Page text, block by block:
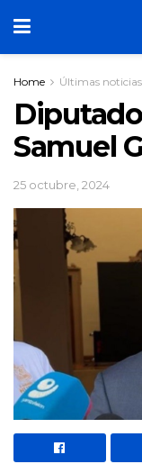
Home Últimas noticias
Samuel
25 octubre, 2024